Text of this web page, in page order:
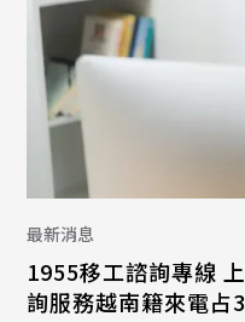
最新消息
1955移工諮詢專線
詢服務越南籍來電占